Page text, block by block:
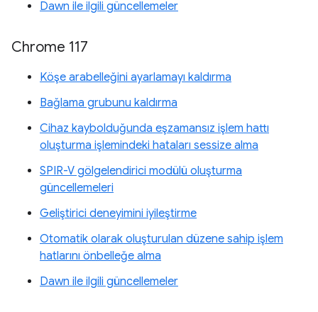
Dawn ile ilgili güncellemeler
Chrome 117
Köşe arabelleğini ayarlamayı kaldırma
Bağlama grubunu kaldırma
Cihaz kaybolduğunda eşzamansız işlem hattı
oluşturma işlemindeki hataları sessize alma
SPIR-V gölgelendirici modülü oluşturma
güncellemeleri
Geliştirici deneyimini iyileştirme
Otomatik olarak oluşturulan düzene sahip işlem
hatlarını önbelleğe alma
Dawn ile ilgili güncellemeler